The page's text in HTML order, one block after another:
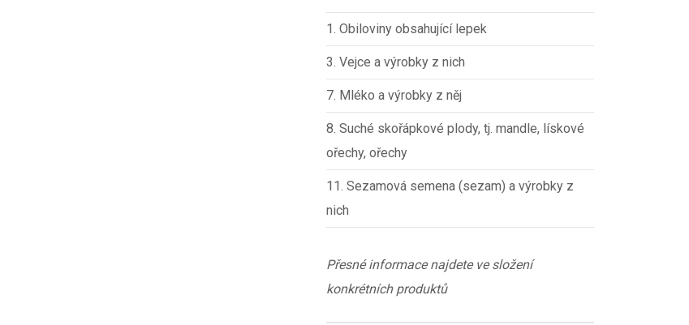
1. Obiloviny obsahující lepek
3. Vejce a výrobky z nich
7. Mléko a výrobky z něj
8. Suché skořápkové plody, tj. mandle, lískové
ořechy, ořechy
11. Sezamová semena (sezam) a výrobky z
nich
Přesné informace najdete ve složení
konkrétních produktů